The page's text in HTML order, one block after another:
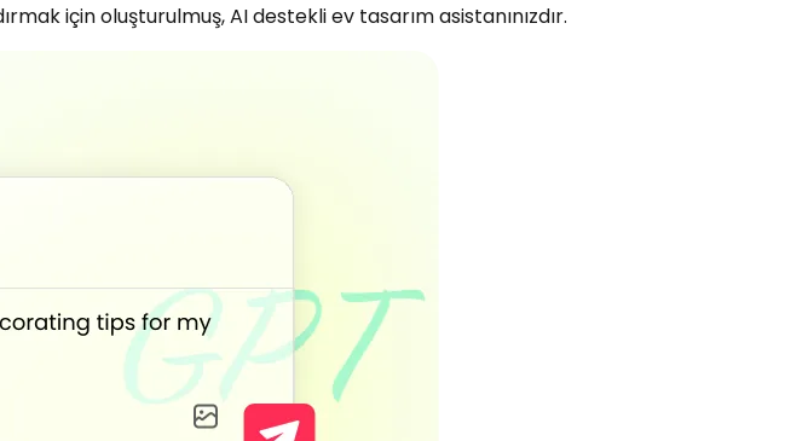
için oluşturulmuş, AI destekli ev tasarım asistanınızdır.